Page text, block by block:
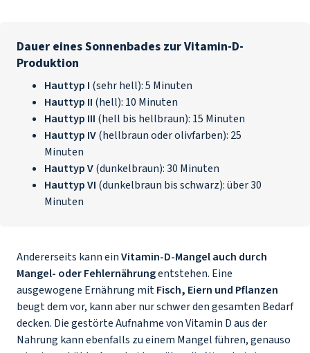
Dauer eines Sonnenbades zur Vitamin-D-
Produktion
Hauttyp I (sehr hell): 5 Minuten
Hauttyp II (hell): 10 Minuten
Hauttyp III (hell bis hellbraun): 15 Minuten
Hauttyp IV(hellbraun oder olivfarben): 25
Minuten
Hauttyp V(dunkelbraun): 30 Minuten
Hauttyp VI (dunkelbraun bis schwarz): über 30
Minuten
Andererseits kann einVitamin-D-Mangel auch durch
Mangel- oder Fehlernährungentstehen. Eine
ausgewogene Ernährung mitFisch, Eiern und Pflanzen
beugt dem vor, kann aber nur schwer den gesamten Bedarf
decken. Die gestörte Aufnahme von Vitamin D aus der
Nahrung kann ebenfalls zu einem Mangel führen, genauso